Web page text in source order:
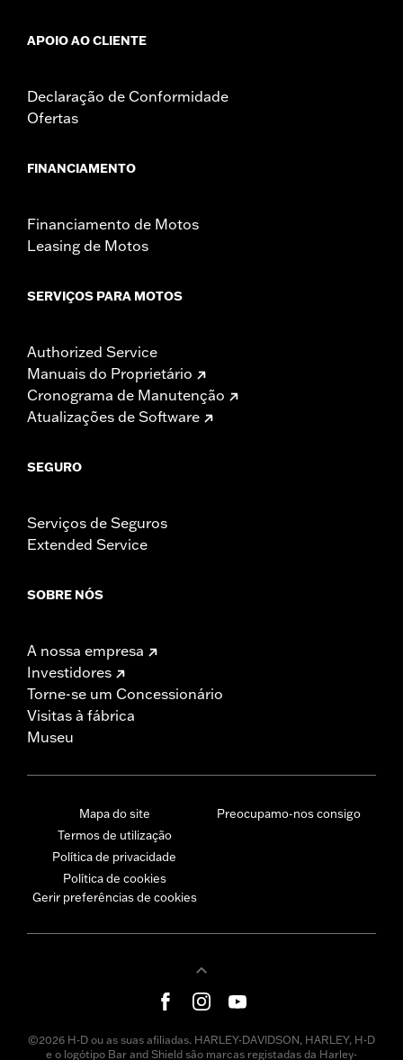
APOIO AO CLIENTE
Declaração de Conformidade
Ofertas
FINANCIAMENTO
Financiamento de Motos
Leasing de Motos
SERVIÇOS PARA MOTOS
Authorized Service
Manuais do Proprietário
Cronograma de Manutenção
Atualizações de Software
SEGURO
Serviços de Seguros
Extended Service
SOBRE NÓS
A nossa empresa
Investidores
Torne-se um Concessionário
Visitas à fábrica
Museu
Mapa do site
Termos de utilização
Política de privacidade
Política de cookies
Gerir preferências de cookies
Preocupamo-nos consigo
©2026 H-D ou as suas afiliadas. HARLEY-DAVIDSON, HARLEY, H-D
e o logótipo Bar and Shield são marcas registadas da Harley-